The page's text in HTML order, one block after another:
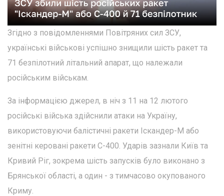
Згідно з повідомленнями Повітряних сил ЗСУ,
українські військові успішно знищили шість ракет та
71 безпілотний літальний апарат, що належали
російським військам.
За інформацією джерел, в ніч з 11 на 12 лютого
російські війська здійснили атаки на Україну,
використовуючи балістичні ракети Іскандер-М або
зенітні керовані ракети С-400. Ударів зазнали Київ та
Кривий Ріг, зокрема шість запусків було виконано з
Брянської області, а один - з тимчасово окупованого
Криму.